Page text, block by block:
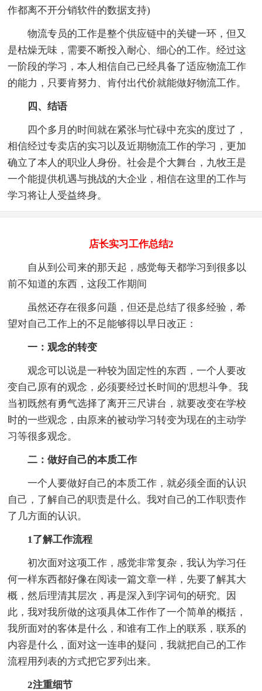
作都离不开分销软件的数据支持)
物流专员的工作是整个供应链中的关键一环，但又
是枯燥无味，需要不断投入耐心、细心的工作。经过这
一阶段的学习，本人相信自己已经具备了适应物流工作
的能力，只要肯努力、肯付出代价就能做好物流工作。
四、结语
四个多月的时间就在紧张与忙碌中充实的度过了，
相信经过专卖店的实习以及近期物流工作的学习，更加
确立了本人的职业人身份。社会是个大舞台，九牧王是
一个能提供机遇与挑战的大企业，相信在这里的工作与
学习将让人受益终身。
店长实习工作总结2
自从到公司来的那天起，感觉每天都学习到很多以
前不知道的东西，这段工作期间
虽然还存在很多问题，但还是总结了很多经验，希
望对自己工作上的不足能够得以早日改正：
一：观念的转变
观念可以说是一种较为固定性的东西，一个人要改
变自己原有的观念，必须要经过长时间的'思想斗争。我
当初既然有勇气选择了离开三尺讲台，就要改变在学校
时的一些观念，由原来的被动学习转变为现在的主动学
习等很多观念。
二：做好自己的本质工作
一个人要做好自己的本质工作，就必须全面的认识
自己，了解自己的职责是什么。我对自己的工作职责作
了几方面的认识。
1了解工作流程
初次面对这项工作，感觉非常复杂，我认为学习任
何一样东西都好像在阅读一篇文章一样，先要了解其大
概，然后理清其层次，再是深入到字词句的研究。因
此，我对我所做的这项具体工作作了一个简单的概括，
我所面对的客体是什么，和谁有工作上的联系，联系的
内容是什么，面对这一连串的疑问，我就把自己的工作
流程用列表的方式把它罗列出来。
2注重细节